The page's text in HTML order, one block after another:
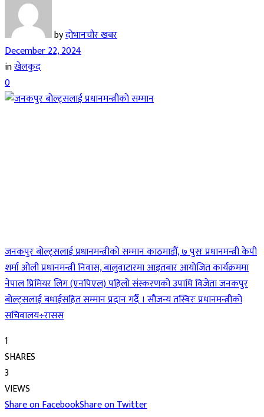
byदोभानचौर खबर
December 22, 2024
inखेलकुद
0
जनकपुर बोल्ट्सलाई प्रधानमन्त्रीको सम्मान काठमाडौँ, ७ पुसः प्रधानमन्त्री केपी
शर्मा ओली प्रधानमन्त्री निवास, बालुवाटारमा आइतबार आयोजित कार्यक्रममा
नेपाल प्रिमियर लिग (एनपिएल) पहिलो संस्करणको उपाधि विजेता जनकपुर
बोल्ट्सलाई बधाईसहित सम्मान प्रदान गर्दै । सौजन्य तस्बिरः प्रधानमन्त्रीको
सचिवालय÷रासस
1
SHARES
3
VIEWS
Share on FacebookShare on Twitter